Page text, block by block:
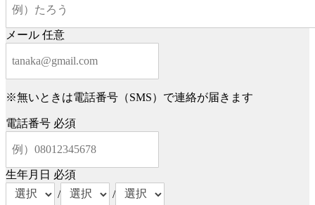
メール 任意
※無いときは電話番号（SMS）で連絡が届きます
電話番号 必須
生年月日 必須
/
/